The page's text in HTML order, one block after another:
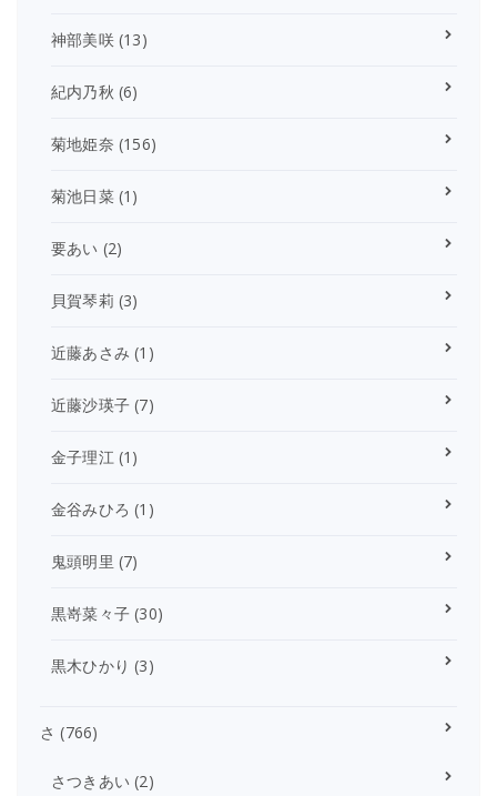
神部美咲(13)
紀内乃秋 (6)
菊地姫奈 (156)
菊池日菜(1)
要あい (2)
貝賀琴莉 (3)
近藤あさみ (1)
近藤沙瑛子 (7)
金子理江(1)
金谷みひろ (1)
鬼頭明里 (7)
黒嵜菜々子 (30)
黒木ひかり (3)
さ (766)
さつきあい (2)